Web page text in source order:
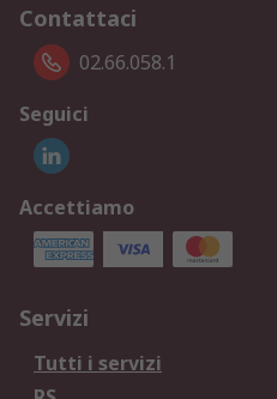
Contattaci
02.66.058.1
Seguici
Accettiamo
Servizi
Tutti i servizi